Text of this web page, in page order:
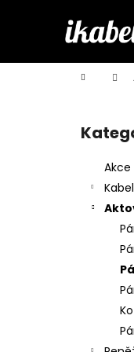
Domů
Přeskočit
kategorie
Akce
í
Zpět
do
Zpět
do